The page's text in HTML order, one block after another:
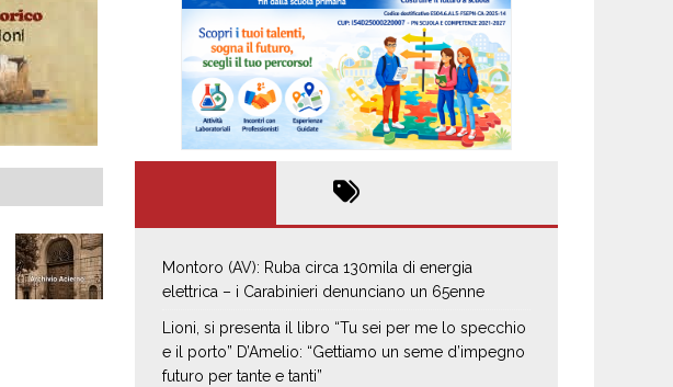
Montoro (AV): Ruba circa 130mila di energia
elettrica – i Carabinieri denunciano un 65enne
Lioni, si presenta il libro “Tu sei per me lo specchio
e il porto” D’Amelio: “Gettiamo un seme d’impegno
futuro per tante e tanti”